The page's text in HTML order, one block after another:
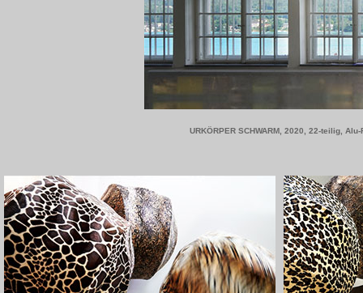
URKÖRPER SCHWARM, 2020, 22-teilig,